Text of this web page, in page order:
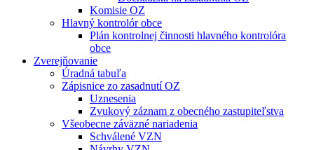
Komisie OZ
Hlavný kontrolór obce
Plán kontrolnej činnosti hlavného kontrolóra
obce
Zverejňovanie
Úradná tabuľa
Zápisnice zo zasadnutí OZ
Uznesenia
Zvukový záznam z obecného zastupiteľstva
Všeobecne záväzné nariadenia
Schválené VZN